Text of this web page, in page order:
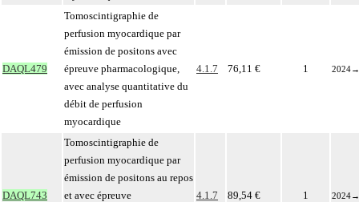
DAQL479
Tomoscintigraphie de
perfusion myocardique par
émission de positons avec
épreuve pharmacologique,
avec analyse quantitative du
débit de perfusion
myocardique
4.1.7 76,11 € 1 2024→
DAQL743
Tomoscintigraphie de
perfusion myocardique par
émission de positons au repos
et avec épreuve
4.1.7 89,54 € 1 2024→